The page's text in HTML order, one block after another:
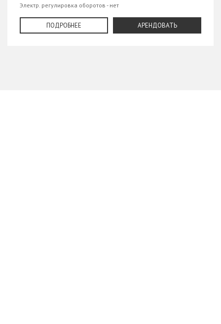
Электр. регулировка оборотов - нет
Тип патрона - шестигранный
ПОДРОБНЕЕ АРЕНДОВАТЬ